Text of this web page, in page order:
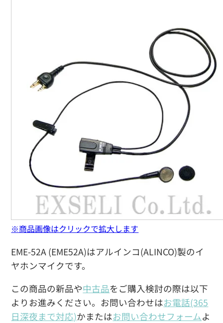
EME-52A (EME52A)はアルインコ(ALINCO)製のイ
ヤホンマイクです。
この商品の新品や中古品をご購入検討の際は以下
よりお進みください。お問い合わせはお電話(365
日深夜まで対応)かまたはお問い合わせフォームよ
※商品画像はクリックで拡大します